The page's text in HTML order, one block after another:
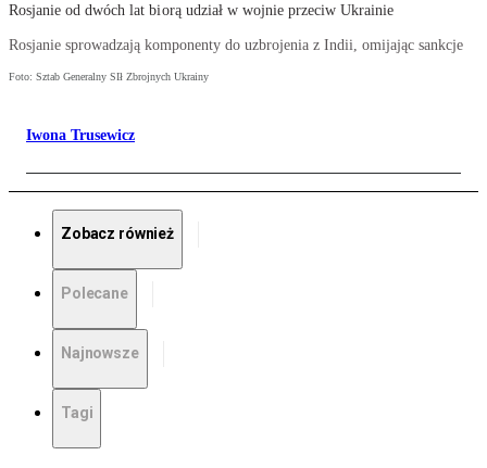
Rosjanie od dwóch lat biorą udział w wojnie przeciw Ukrainie
Rosjanie sprowadzają komponenty do uzbrojenia z Indii, omijając sankcje
Foto: Sztab Generalny SIł Zbrojnych Ukrainy
Iwona Trusewicz
Zobacz również
Polecane
Najnowsze
Tagi